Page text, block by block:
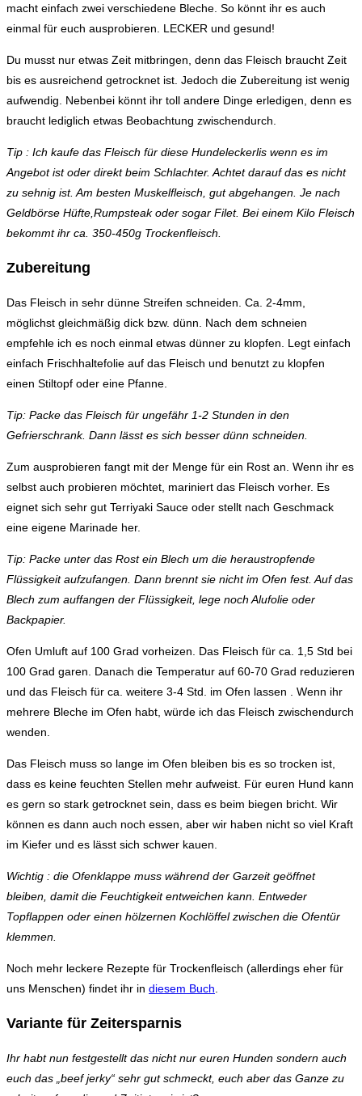
macht einfach zwei verschiedene Bleche. So könnt ihr es auch
einmal für euch ausprobieren. LECKER und gesund!
Du musst nur etwas Zeit mitbringen, denn das Fleisch braucht Zeit
bis es ausreichend getrocknet ist. Jedoch die Zubereitung ist wenig
aufwendig. Nebenbei könnt ihr toll andere Dinge erledigen, denn es
braucht lediglich etwas Beobachtung zwischendurch.
Tip : Ich kaufe das Fleisch für diese Hundeleckerlis wenn es im
Angebot ist oder direkt beim Schlachter. Achtet darauf das es nicht
zu sehnig ist. Am besten Muskelfleisch, gut abgehangen. Je nach
Geldbörse Hüfte,Rumpsteak oder sogar Filet. Bei einem Kilo Fleisch
bekommt ihr ca. 350-450g Trockenfleisch.
Zubereitung
Das Fleisch in sehr dünne Streifen schneiden. Ca. 2-4mm,
möglichst gleichmäßig dick bzw. dünn. Nach dem schneien
empfehle ich es noch einmal etwas dünner zu klopfen. Legt einfach
einfach Frischhaltefolie auf das Fleisch und benutzt zu klopfen
einen Stiltopf oder eine Pfanne.
Tip: Packe das Fleisch für ungefähr 1-2 Stunden in den
Gefrierschrank. Dann lässt es sich besser dünn schneiden.
Zum ausprobieren fangt mit der Menge für ein Rost an. Wenn ihr es
selbst auch probieren möchtet, mariniert das Fleisch vorher. Es
eignet sich sehr gut Terriyaki Sauce oder stellt nach Geschmack
eine eigene Marinade her.
Tip: Packe unter das Rost ein Blech um die heraustropfende
Flüssigkeit aufzufangen. Dann brennt sie nicht im Ofen fest. Auf das
Blech zum auffangen der Flüssigkeit, lege noch Alufolie oder
Backpapier.
Ofen Umluft auf 100 Grad vorheizen. Das Fleisch für ca. 1,5 Std bei
100 Grad garen. Danach die Temperatur auf 60-70 Grad reduzieren
und das Fleisch für ca. weitere 3-4 Std. im Ofen lassen . Wenn ihr
mehrere Bleche im Ofen habt, würde ich das Fleisch zwischendurch
wenden.
Das Fleisch muss so lange im Ofen bleiben bis es so trocken ist,
dass es keine feuchten Stellen mehr aufweist. Für euren Hund kann
es gern so stark getrocknet sein, dass es beim biegen bricht. Wir
können es dann auch noch essen, aber wir haben nicht so viel Kraft
im Kiefer und es lässt sich schwer kauen.
Wichtig : die Ofenklappe muss während der Garzeit geöffnet
bleiben, damit die Feuchtigkeit entweichen kann. Entweder
Topflappen oder einen hölzernen Kochlöffel zwischen die Ofentür
klemmen.
Noch mehr leckere Rezepte für Trockenfleisch (allerdings eher für
uns Menschen) findet ihr in diesem Buch
Variante für Zeitersparnis
Ihr habt nun festgestellt das nicht nur euren Hunden sondern auch
euch das „beef jerky“ sehr gut schmeckt, euch aber das Ganze zu